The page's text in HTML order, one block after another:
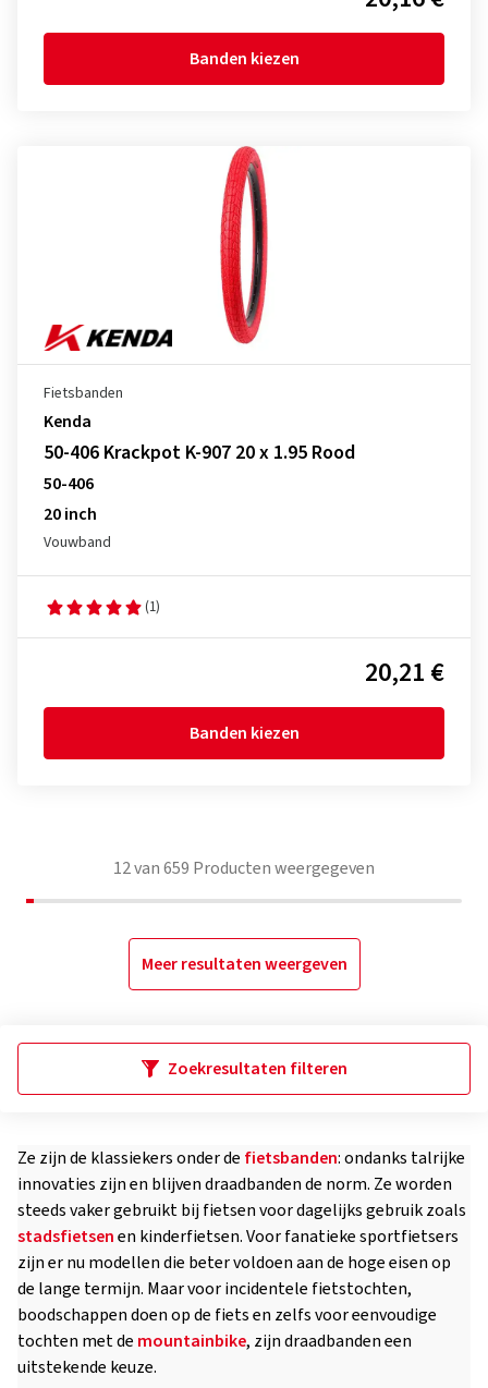
Banden kiezen
Fietsbanden
Kenda
50-406 Krackpot K-907 20 x 1.95 Rood
50-406
20 inch
Vouwband
(1)
20,21 €
Banden kiezen
12van659 Producten weergegeven
Meer resultaten weergeven
Zoekresultaten filteren
Ze zijn de klassiekers onder de fietsbanden: ondanks talrijke
innovaties zijn en blijven draadbanden de norm. Ze worden
steeds vaker gebruikt bij fietsen voor dagelijks gebruik zoals
stadsfietsenen kinderfietsen. Voor fanatieke sportfietsers
zijn er nu modellen die beter voldoen aan de hoge eisen op
de lange termijn. Maar voor incidentele fietstochten,
boodschappen doen op de fiets en zelfs voor eenvoudige
tochten met de mountainbike, zijn draadbanden een
uitstekende keuze.